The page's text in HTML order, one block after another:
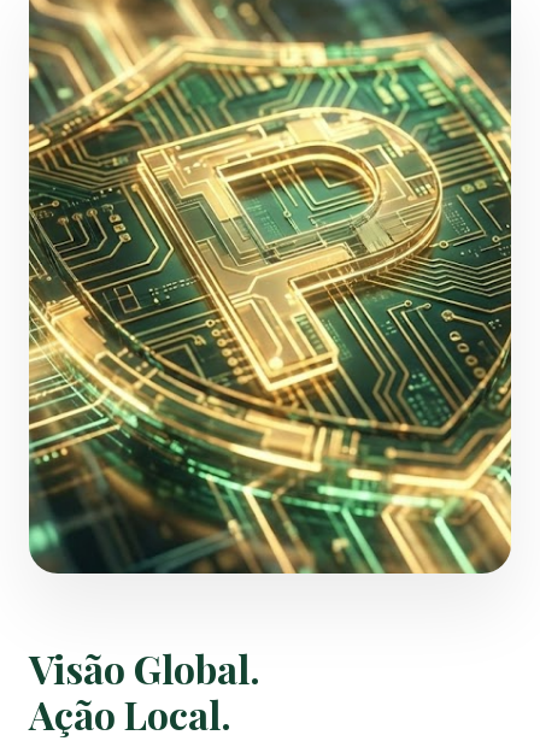
Visão Global.
Ação Local.